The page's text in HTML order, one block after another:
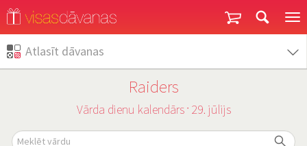
Atlasīt dāvanas
Raiders
Vārda dienu kalendārs ˙ 29. jūlijs